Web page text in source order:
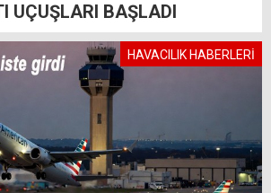
UÇUŞLARI BAŞLADI
HAVACILIK HABERLERİ